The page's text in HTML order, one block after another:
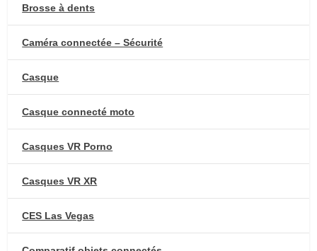
Brosse à dents
Caméra connectée – Sécurité
Casque
Casque connecté moto
Casques VR Porno
Casques VR XR
CES Las Vegas